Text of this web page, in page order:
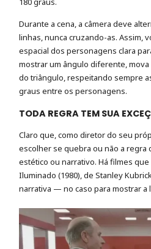
Durante a cena, a câmera deve
linhas, nunca cruzando-as. Assim,
espacial dos personagens clara
mostrar um ângulo diferente,
do triângulo, respeitando sempre
graus entre os personagens.
TODA REGRA TEM SUA
Claro que, como diretor do seu
escolher se quebra ou não a regra
estético ou narrativo. Há filmes
Iluminado (1980), de Stanley
narrativa — no caso para mostrar a